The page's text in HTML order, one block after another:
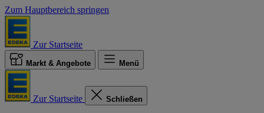
Zum Hauptbereich springen
Zur Startseite
Markt & Angebote Menü
Zur Startseite Schließen